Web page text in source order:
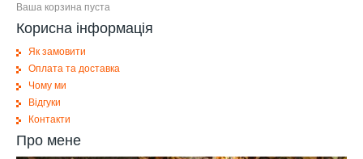
Ваша корзина пуста
Корисна інформація
Як замовити
Оплата та доставка
Чому ми
Відгуки
Контакти
Про мене